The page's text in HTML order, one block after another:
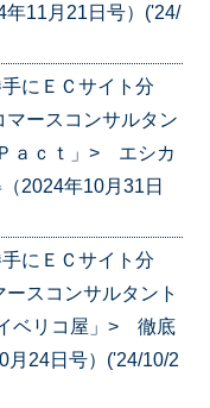
11月21日号）('24/
にＥＣサイト分
ースコンサルタン
ａｃｔ」> エシカ
2024年10月31日
にＥＣサイト分
スコンサルタント
ベリコ屋」> 徹底
月24日号）('24/10/2